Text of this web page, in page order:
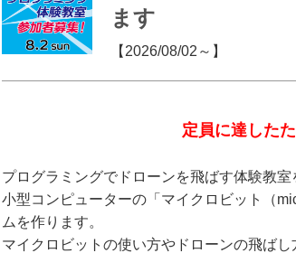
ます
【2026/08/02～】
定員に達した
プログラミングでドローンを飛ばす体験教室
小型コンピューターの「マイクロビット（
ムを作ります。
マイクロビットの使い方やドローンの飛ば